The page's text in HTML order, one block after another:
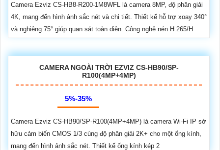
Camera Ezviz CS-HB8-R200-1M8WFL là camera 8MP, độ phân giải
4K, mang đến hình ảnh sắc nét và chi tiết. Thiết kế hỗ trợ xoay 340°
và nghiêng 75° giúp quan sát toàn diện. Công nghệ nén H.265/H
CAMERA NGOÀI TRỜI EZVIZ CS-HB90/SP-
R100(4MP+4MP)
5%-35%
Camera Ezviz CS-HB90/SP-R100(4MP+4MP) là camera Wi-Fi IP sở
hữu cảm biến CMOS 1/3 cùng độ phân giải 2K+ cho một ống kính,
mang đến hình ảnh sắc nét. Thiết kế ống kính kép 2